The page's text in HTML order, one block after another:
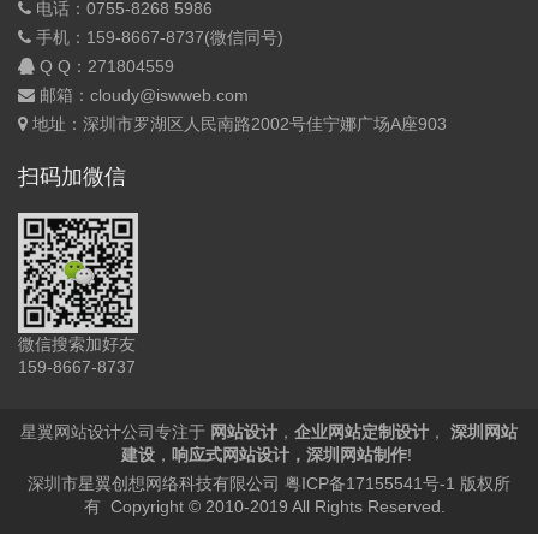
电话：0755-8268 5986
手机：159-8667-8737(微信同号)
Q Q： 271804559
邮箱：cloudy@iswweb.com
地址：深圳市罗湖区人民南路2002号佳宁娜广场A座903
扫码加微信
微信搜索加好友
159-8667-8737
星翼网站设计公司专注于 网站设计 ， 企业网站定制设计 ，
深圳网站
建设 ， 响应式网站设计 ， 深圳网站制作!
深圳市星翼创想网络科技有限公司 粤ICP备17155541号-1 版权所
有 Copyright © 2010-2019 All Rights Reserved.